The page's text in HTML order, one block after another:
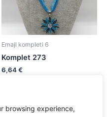
browsing experience,
Emajl kompleti 6
Komplet 273
6,64€